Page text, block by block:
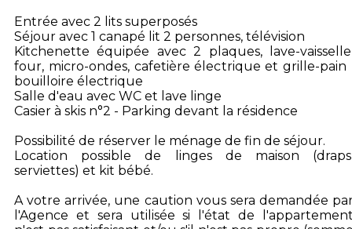
Entrée avec 2 lits superposés
Séjour avec 1 canapé lit 2 personnes, télévision
Kitchenette équipée avec 2 plaques, lave-
four, micro-ondes, cafetière électrique et grille-pain
bouilloire électrique
Salle d'eau avec WC et lave linge
Casier à skis n°2 - Parking devant la résidence
Possibilité de réserver le ménage de fin de séjour.
Location possible de linges de maison
serviettes) et kit bébé.
A votre arrivée, une caution vous sera demandée
l'Agence et sera utilisée si l'état de